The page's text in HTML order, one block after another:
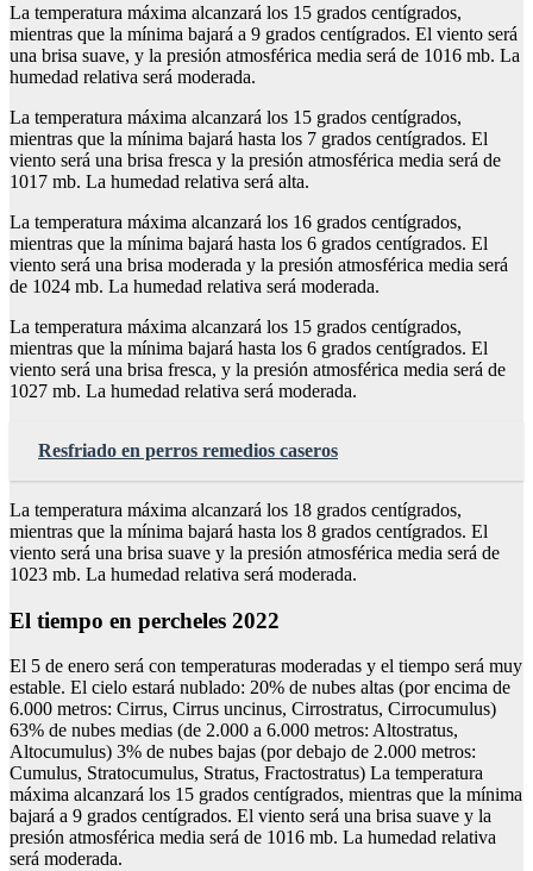
La temperatura máxima alcanzará los 15 grados centígrados,
mientras que la mínima bajará a 9 grados centígrados. El viento será
una brisa suave, y la presión atmosférica media será de 1016 mb. La
humedad relativa será moderada.
La temperatura máxima alcanzará los 15 grados centígrados,
mientras que la mínima bajará hasta los 7 grados centígrados. El
viento será una brisa fresca y la presión atmosférica media será de
1017 mb. La humedad relativa será alta.
La temperatura máxima alcanzará los 16 grados centígrados,
mientras que la mínima bajará hasta los 6 grados centígrados. El
viento será una brisa moderada y la presión atmosférica media será
de 1024 mb. La humedad relativa será moderada.
La temperatura máxima alcanzará los 15 grados centígrados,
mientras que la mínima bajará hasta los 6 grados centígrados. El
viento será una brisa fresca, y la presión atmosférica media será de
1027 mb. La humedad relativa será moderada.
Resfriado en perros remedios caseros
La temperatura máxima alcanzará los 18 grados centígrados,
mientras que la mínima bajará hasta los 8 grados centígrados. El
viento será una brisa suave y la presión atmosférica media será de
1023 mb. La humedad relativa será moderada.
El tiempo en percheles 2022
El 5 de enero será con temperaturas moderadas y el tiempo será muy
estable. El cielo estará nublado: 20% de nubes altas (por encima de
6.000 metros: Cirrus, Cirrus uncinus, Cirrostratus, Cirrocumulus)
63% de nubes medias (de 2.000 a 6.000 metros: Altostratus,
Altocumulus) 3% de nubes bajas (por debajo de 2.000 metros:
Cumulus, Stratocumulus, Stratus, Fractostratus) La temperatura
máxima alcanzará los 15 grados centígrados, mientras que la mínima
bajará a 9 grados centígrados. El viento será una brisa suave y la
presión atmosférica media será de 1016 mb. La humedad relativa
será moderada.